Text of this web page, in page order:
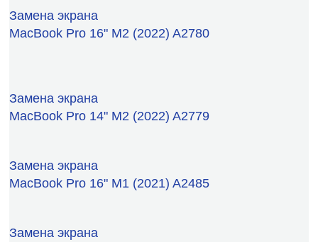
Замена экрана
MacBook Pro 16" M2 (2022) A2780
Замена экрана
MacBook Pro 14" M2 (2022) A2779
Замена экрана
MacBook Pro 16" M1 (2021) A2485
Замена экрана